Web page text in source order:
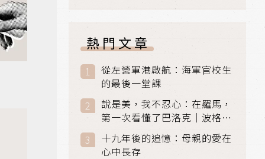
熱門文章
從左營軍港啟航：海軍官校生
的最後一堂課
說是美，我不忍心：在羅馬，
第一次看懂了巴洛克｜波格賽
美術館 (Galleria Borghese)
｜義大利 羅馬
十九年後的追憶：母親的愛在
心中長存